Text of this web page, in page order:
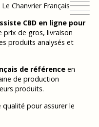
Chanvrier Français
CBD en ligne pour
prix de gros, livraison
produits analysés et
de référenceen
de production
produits.
pour assurer le